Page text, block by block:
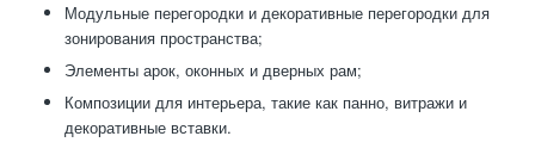
Модульные перегородки и декоративные перегородки для
зонирования пространства;
Элементы арок, оконных и дверных рам;
Композиции для интерьера, такие как панно, витражи и
декоративные вставки.